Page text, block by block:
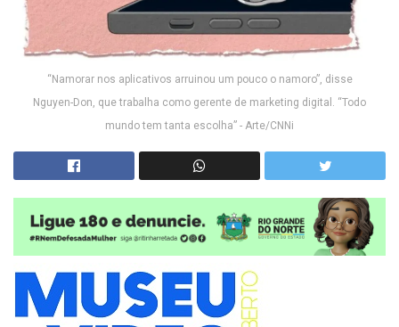
“Namorar nos aplicativos arruinou um pouco o namoro”, disse
Nguyen-Don, que trabalha como gerente de marketing digital. “Todo
mundo tem tanta escolha” - Arte/CNNi